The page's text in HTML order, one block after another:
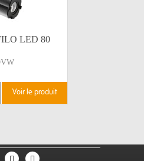
LED 80
voir le produit